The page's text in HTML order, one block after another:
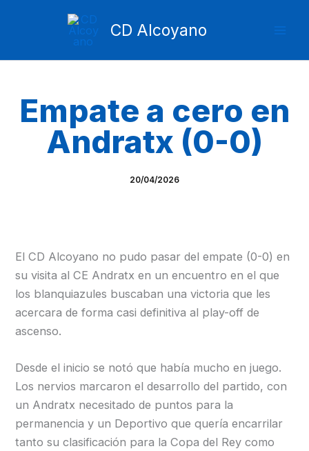
CD Alcoyano
Empate a cero en
Andratx (0-0)
20/04/2026
El CD Alcoyano no pudo pasar del empate (0-0) en
su visita al CE Andratx en un encuentro en el que
los blanquiazules buscaban una victoria que les
acercara de forma casi definitiva al play-off de
ascenso.
Desde el inicio se notó que había mucho en juego.
Los nervios marcaron el desarrollo del partido, con
un Andratx necesitado de puntos para la
permanencia y un Deportivo que quería encarrilar
tanto su clasificación para la Copa del Rey como